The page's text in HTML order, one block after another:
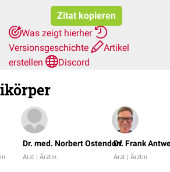
Zitat kopieren
Was zeigt hierher
Versionsgeschichte
Artikel
erstellen
Discord
Dr. med. Norbert Ostendorf
Arzt | Ärztin
Dr. Frank
Arzt | Ärztin